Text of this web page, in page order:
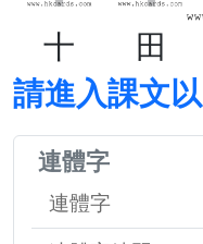
十 田
請進入課文
連體字
連體字